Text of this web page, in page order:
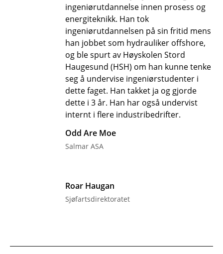
ingeniørutdannelse innen prosess og
energiteknikk. Han tok
ingeniørutdannelsen på sin fritid mens
han jobbet som hydrauliker offshore,
og ble spurt av Høyskolen Stord
Haugesund (HSH) om han kunne tenke
seg å undervise ingeniørstudenter i
dette faget. Han takket ja og gjorde
dette i 3 år. Han har også undervist
internt i flere industribedrifter.
Odd Are Moe
Salmar ASA
Roar Haugan
Sjøfartsdirektoratet